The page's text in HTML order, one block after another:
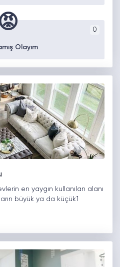
0
Olayım
en yaygın kullanılan alanı
büyük ya da küçük1